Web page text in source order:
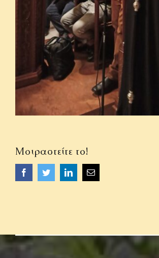
Μοιραστείτε το!
FacebookTwitterLinkedInEmail